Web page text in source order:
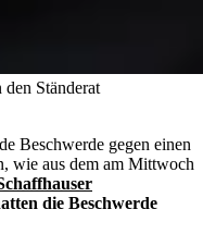
Ständerat
Beschwerde gegen einen
wie aus dem am Mittwoch
die Beschwerde